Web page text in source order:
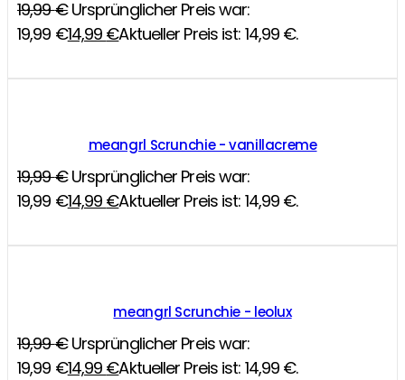
19,99€ Ursprünglicher Preis war:
19,99 €14,99 €Aktueller Preis ist: 14,99 €.
meangrl Scrunchie - vanillacreme
19,99€ Ursprünglicher Preis war:
19,99 €14,99 €Aktueller Preis ist: 14,99 €.
meangrl Scrunchie - leolux
19,99€ Ursprünglicher Preis war:
19,99 €14,99 €Aktueller Preis ist: 14,99 €.